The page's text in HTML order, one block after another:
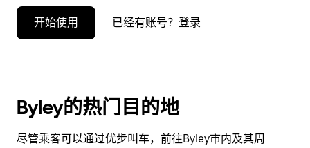
开始使用 已经有账号？登录
Byley的热门目的地
尽管乘客可以通过优步叫车，前往Byley市内及其周